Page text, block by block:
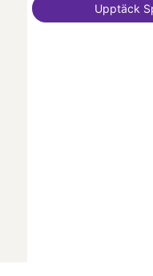
Upptäck